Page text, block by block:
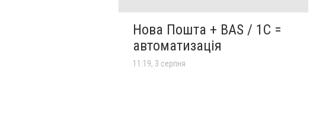
Нова Пошта + BAS / 1C =
автоматизація
11:19, 3 серпня